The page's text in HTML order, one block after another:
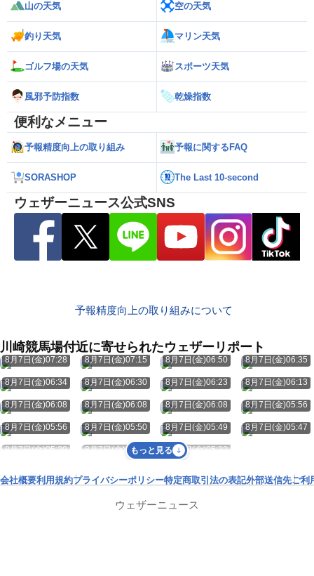
山の天気 空の天気
釣り天気 マリン天気
ゴルフ場の天気 スポーツ天気
風邪予防指数 乾燥指数
便利なメニュー
予報精度向上の取り組み 予報に関するFAQ
SORASHOP The Last 10-second
ウェザーニュース公式SNS
予報精度向上の取り組みについて
川崎競馬場付近に寄せられたウェザーリポート
8月7日(金)07:28 8月7日(金)07:15 8月7日(金)06:50 8月7日(金)06:35
8月7日(金)06:34 8月7日(金)06:30 8月7日(金)06:23 8月7日(金)06:13
8月7日(金)06:08 8月7日(金)06:08 8月7日(金)06:08 8月7日(金)05:56
8月7日(金)05:56 8月7日(金)05:50 8月7日(金)05:49 8月7日(金)05:47
8月7日(金)05:29 8月7日(金)05:25 8月7日(金)05:22
もっと見る
会社概要利用規約プライバシーポリシー特定商取引法の表記外部送信先ご利
ウェザーニュース